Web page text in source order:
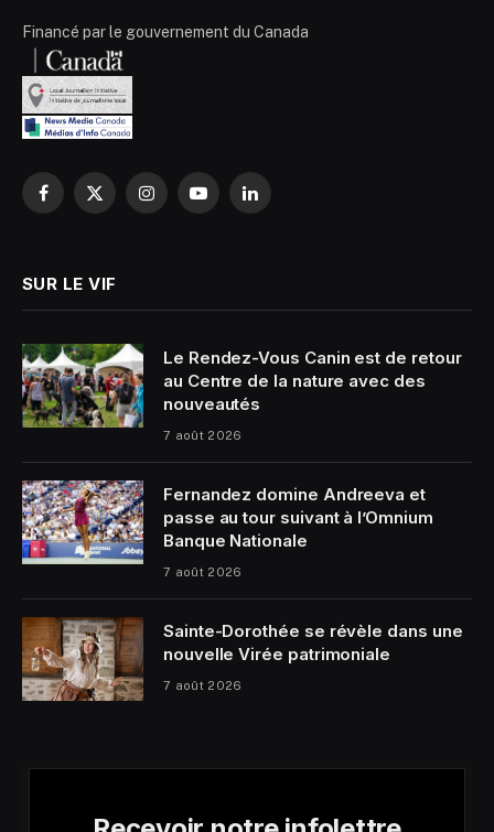
Financé par le gouvernement du Canada
Facebook
X
InstagramYouTubeLinkedIn
SUR LE VIF
Le Rendez-Vous Canin est de retour
au Centre de la nature avec des
nouveautés
7 août 2026
Fernandez domine Andreeva et
passe au tour suivant à l’Omnium
Banque Nationale
7 août 2026
Sainte-Dorothée se révèle dans une
nouvelle Virée patrimoniale
7 août 2026